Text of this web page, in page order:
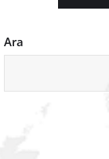
Ara